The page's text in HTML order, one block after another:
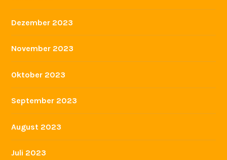
Dezember 2023
November 2023
Oktober 2023
September 2023
August 2023
Juli 2023